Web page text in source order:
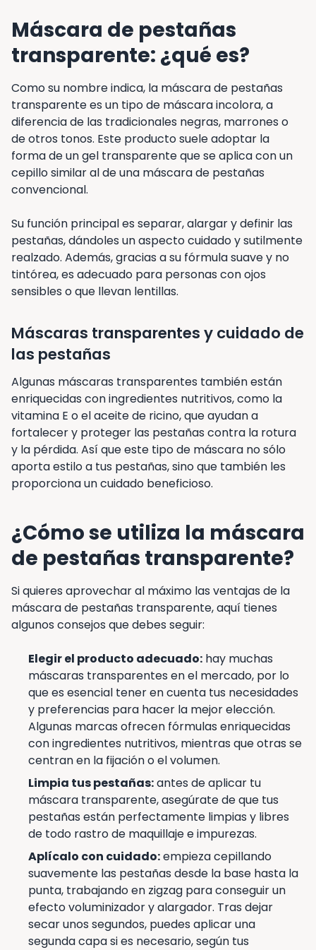
Máscara de pestañas
transparente: ¿qué es?
Como su nombre indica, la máscara de pestañas
transparente es un tipo de máscara incolora, a
diferencia de las tradicionales negras, marrones o
de otros tonos. Este producto suele adoptar la
forma de un gel transparente que se aplica con un
cepillo similar al de una máscara de pestañas
convencional.
Su función principal es separar, alargar y definir las
pestañas, dándoles un aspecto cuidado y sutilmente
realzado. Además, gracias a su fórmula suave y no
tintórea, es adecuado para personas con ojos
sensibles o que llevan lentillas.
Máscaras transparentes y cuidado de
las pestañas
Algunas máscaras transparentes también están
enriquecidas con ingredientes nutritivos, como la
vitamina E o el aceite de ricino, que ayudan a
fortalecer y proteger las pestañas contra la rotura
y la pérdida. Así que este tipo de máscara no sólo
aporta estilo a tus pestañas, sino que también les
proporciona un cuidado beneficioso.
¿Cómo se utiliza la máscara
de pestañas transparente?
Si quieres aprovechar al máximo las ventajas de la
máscara de pestañas transparente, aquí tienes
algunos consejos que debes seguir:
Elegir el producto adecuado: hay muchas
máscaras transparentes en el mercado, por lo
que es esencial tener en cuenta tus necesidades
y preferencias para hacer la mejor elección.
Algunas marcas ofrecen fórmulas enriquecidas
con ingredientes nutritivos, mientras que otras se
centran en la fijación o el volumen.
Limpia tus pestañas:antes de aplicar tu
máscara transparente, asegúrate de que tus
pestañas están perfectamente limpias y libres
de todo rastro de maquillaje e impurezas.
Aplícalo con cuidado:empieza cepillando
suavemente las pestañas desde la base hasta la
punta, trabajando en zigzag para conseguir un
efecto voluminizador y alargador. Tras dejar
secar unos segundos, puedes aplicar una
segunda capa si es necesario, según tus